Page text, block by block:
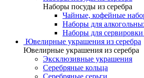
Наборы посуды из серебра
Чайные, кофейные
Наборы для
Наборы для сервировки
Ювелирные украшения из серебра
Ювелирные украшения из серебра
Эксклюзивные украшения
Серебряные кольца
Серебряные серьги